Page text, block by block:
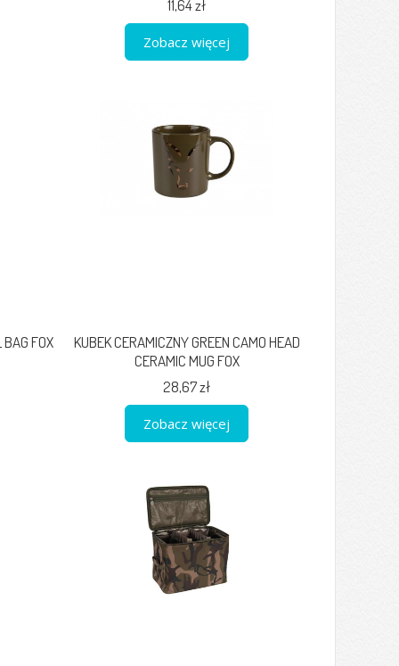
11,64 zł
Zobacz więcej
BAG FOX
KUBEK CERAMICZNY GREEN CAMO HEAD
CERAMIC MUG FOX
28,67 zł
Zobacz więcej